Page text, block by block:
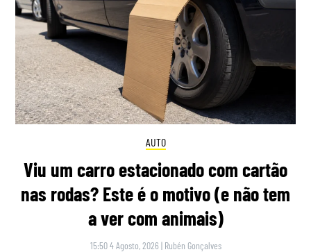
AUTO
Viu um carro estacionado com cartão
nas rodas? Este é o motivo (e não tem
a ver com animais)
15:50 4 Agosto, 2026 | Rubén Gonçalves